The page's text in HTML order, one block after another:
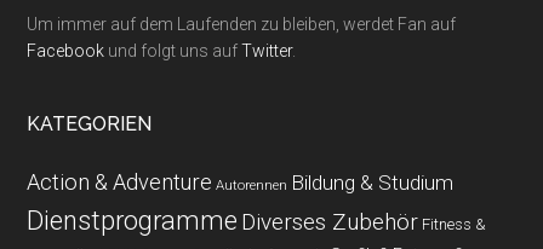
Um immer auf dem Laufenden zu bleiben, werdet Fan auf
Facebook und folgt uns aufTwitter.
KATEGORIEN
Action & Adventure Autorennen Bildung & Studium
Dienstprogramme Diverses Zubehör Fitness &